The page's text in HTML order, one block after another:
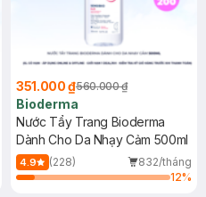
351.000 ₫560.000 ₫
Bioderma
Nước Tẩy Trang Bioderma
Dành Cho Da Nhạy Cảm 500ml
4.9 (228)
832/tháng
12%